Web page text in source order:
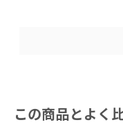
この商品とよく